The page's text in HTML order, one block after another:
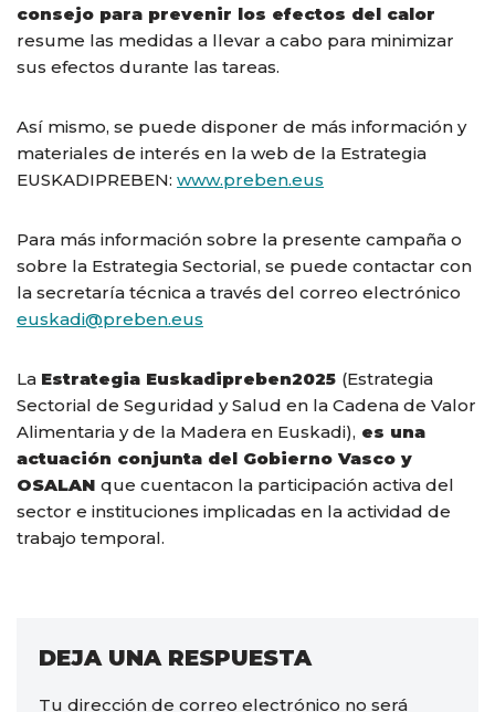
consejo para prevenir los efectos del calor
resume las medidas a llevar a cabo para minimizar
sus efectos durante las tareas.
Así mismo, se puede disponer de más información y
materiales de interés en la web de la Estrategia
EUSKADIPREBEN: www.preben.eus
Para más información sobre la presente campaña o
sobre la Estrategia Sectorial, se puede contactar con
la secretaría técnica a través del correo electrónico
euskadi@preben.eus
La Estrategia Euskadipreben2025 (Estrategia
Sectorial de Seguridad y Salud en la Cadena de Valor
Alimentaria y de la Madera en Euskadi), es una
actuación conjunta del Gobierno Vasco y
OSALAN que cuentacon la participación activa del
sector e instituciones implicadas en la actividad de
trabajo temporal.
DEJA UNA RESPUESTA
Tu dirección de correo electrónico no será